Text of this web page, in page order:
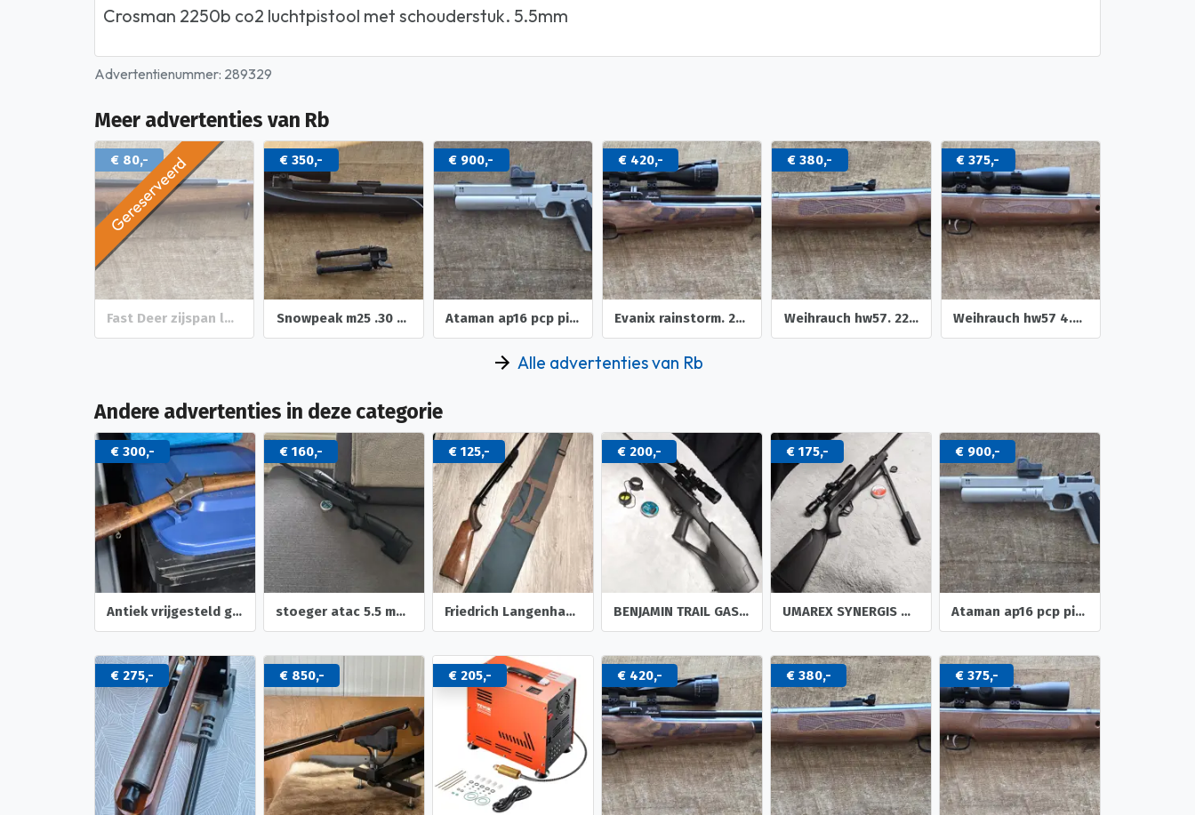
Crosman 2250b co2 luchtpistool met schouderstuk. 5.5mm
Advertentienummer: 289329
Meer advertenties van Rb
€ 350,-
Snowpeak m25 .30 pcp geweer met richtkijker
€ 900,-
Ataman ap16 pcp pistool
€ 420,-
Evanix rainstorm. 22 pcp luchtgeweer
€ 380,-
Weihrauch hw57. 22 onderspanner luchtbuks
€ 375,-
Weihrauch hw57 4.5mm onderspanner luchtbuks
€ 380,-
Weihrauch hw85 4.5mm
Alle advertenties van Rb
Andere advertenties in deze categorie
€ 300,-
Antiek vrijgesteld geweer
€ 160,-
stoeger atac 5.5 mm met scope
€ 125,-
Friedrich Langenhan original V luchtbuks.
€ 200,-
BENJAMIN TRAIL GASRAM 5,5mm & accessoires
€ 175,-
UMAREX SYNERGIS onderspanner 12-schots repeater 4,5mm &acc.
€ 900,-
Ataman ap16 pcp pistool
€ 275,- € 850,- € 205,- € 420,- € 380,- € 375,-